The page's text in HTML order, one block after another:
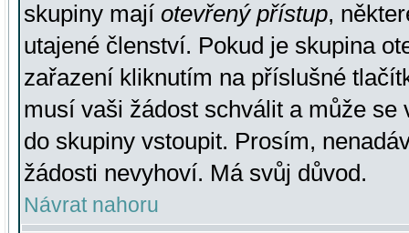
skupiny mají otevřený přístup,
utajené členství. Pokud je skupina
zařazení kliknutím na příslušné
musí vaši žádost schválit a může se
do skupiny vstoupit. Prosím,
žádosti nevyhoví. Má svůj důvod.
Návrat nahoru